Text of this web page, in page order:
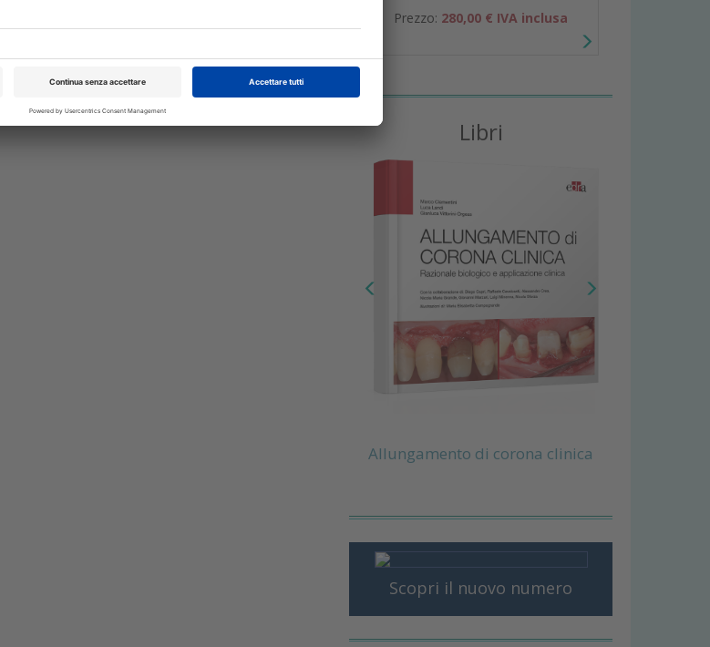
Prezzo: 280,00 € IVA inclusa
Libri
Allungamento di corona clinica
PGR: PROSTHETICALLY
Scopri il nuovo numero